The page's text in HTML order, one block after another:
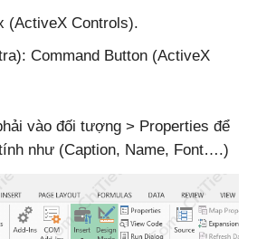
(ActiveX Controls).
Command Button (ActiveX
vào đối tượng > Properties để
như (Caption, Name, Font….)